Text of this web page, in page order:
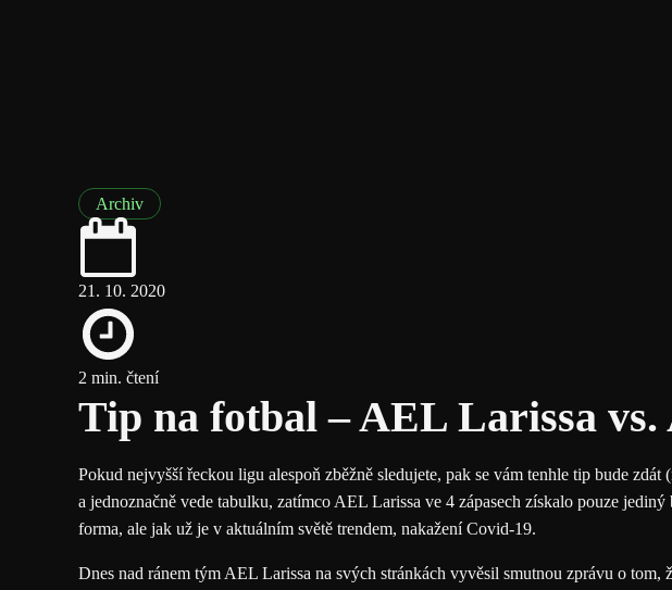
Archiv
21. 10. 2020
2 min. čtení
Tip na fotbal – AEL Larissa vs.
Pokud nejvyšší řeckou ligu alespoň zběžně sledujete, pak se vám tenhle tip bude
a jednoznačně vede tabulku, zatímco AEL Larissa ve 4 zápasech získalo pouze
forma, ale jak už je v aktuálním světě trendem, nakažení Covid-19.
Dnes nad ránem tým AEL Larissa na svých stránkách vyvěsil smutnou zprávu o